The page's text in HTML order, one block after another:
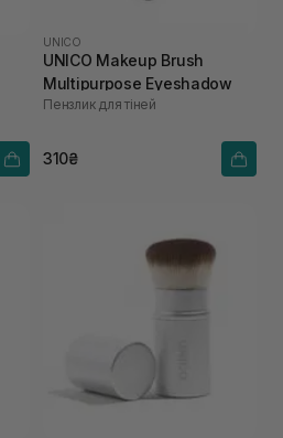
UNICO
UNICO Makeup Brush
Multipurpose Eyeshadow
Пензлик для тіней
310₴